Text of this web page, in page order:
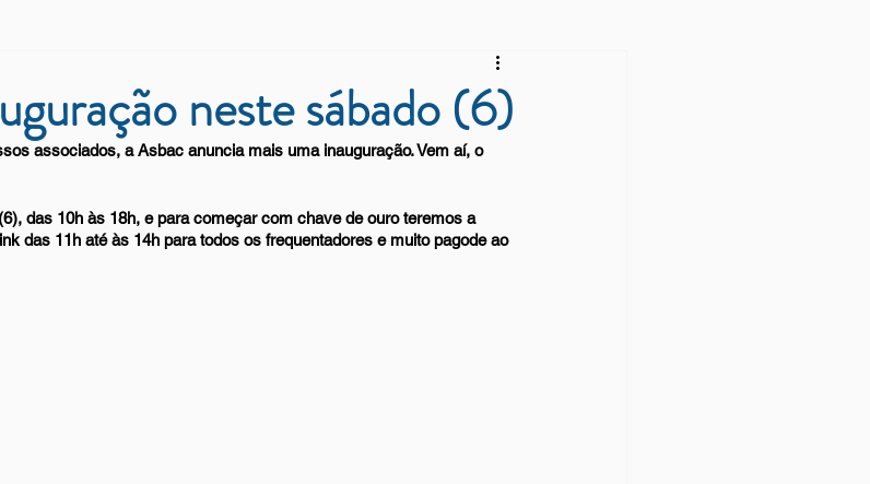
Asbac
neste sábado (6)
associados, a Asbac anuncia mais uma inauguração. Vem aí, o
das 10h às 18h, e para começar com chave de ouro teremos a
das 11h até às 14h para todos os frequentadores e muito pagode ao